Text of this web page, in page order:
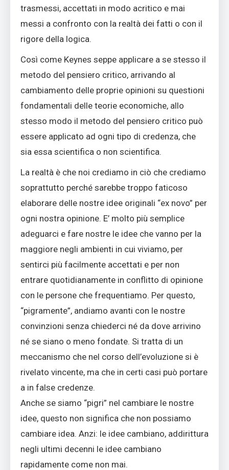
trasmessi, accettati in modo acritico e mai
messi a confronto con la realtà dei fatti o con il
rigore della logica.
Così come Keynes seppe applicare a se stesso il
metodo del pensiero critico, arrivando al
cambiamento delle proprie opinioni su questioni
fondamentali delle teorie economiche, allo
stesso modo il metodo del pensiero critico può
essere applicato ad ogni tipo di credenza, che
sia essa scientifica o non scientifica.
La realtà è che noi crediamo in ciò che crediamo
soprattutto perché sarebbe troppo faticoso
elaborare delle nostre idee originali “ex novo” per
ogni nostra opinione. E’ molto più semplice
adeguarci e fare nostre le idee che vanno per la
maggiore negli ambienti in cui viviamo, per
sentirci più facilmente accettati e per non
entrare quotidianamente in conflitto di opinione
con le persone che frequentiamo. Per questo,
“pigramente”, andiamo avanti con le nostre
convinzioni senza chiederci né da dove arrivino
né se siano o meno fondate. Si tratta di un
meccanismo che nel corso dell’evoluzione si è
rivelato vincente, ma che in certi casi può portare
a in false credenze.
Anche se siamo “pigri” nel cambiare le nostre
idee, questo non significa che non possiamo
cambiare idea. Anzi: le idee cambiano, addirittura
negli ultimi decenni le idee cambiano
rapidamente come non mai.